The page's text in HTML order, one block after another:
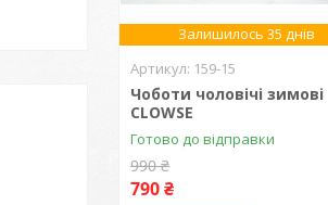
Залишилось 35 днів
159-15
Чоботи чоловічі зимові
CLOWSE
Готово до відправки
990 ₴
790 ₴